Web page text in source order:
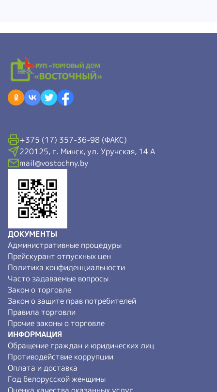
+375 (17) 357-36-98 (ФАКС)
220125, г. Минск, ул. Уручская, 14 А
mail@vostochny.by
ДОКУМЕНТЫ
Административные процедуры
Прейскурант отпускных цен
Политика конфиденциальности
Часто задаваемые вопросы
Закон о торговле
Закон о защите прав потребителей
Правила торговли
Прочие законы о торговле
ИНФОРМАЦИЯ
Обращение граждан и юридических лиц
Противодействие коррупции
Оплата и доставка
Год белорусской женщины